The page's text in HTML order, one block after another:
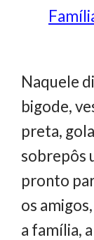
Naquele
bigode,
preta,
sobrepôs
pronto
os
a família,